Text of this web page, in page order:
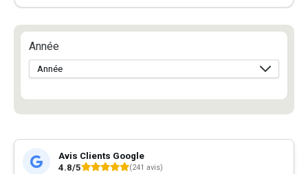
Année
Avis Clients Google
4.8/5
(241 avis)